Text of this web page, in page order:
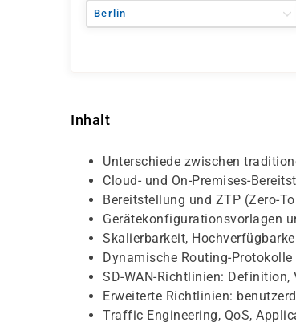
Berlin
Inhalt
Unterschiede zwischen
Cloud- und On-Premises-
Bereitstellung und ZTP (Zero-
Gerätekonfigurationsvorlagen
Skalierbarkeit,
Dynamische Routing-
SD-WAN-Richtlinien:
Erweiterte Richtlinien:
Traffic Engineering, QoS,